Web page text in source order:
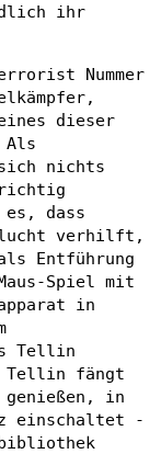
ihr
Nummer
dieser
Als
nichts
dass
verhilft,
Entführung
Spiel mit
in
Tellin
Tellin fängt
in
einschaltet -